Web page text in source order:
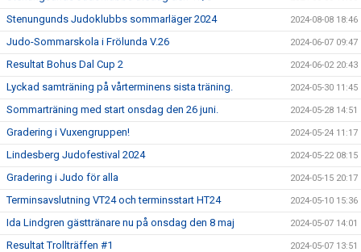
Stenungunds Judoklubbs sommarläger 2024 2024-08-08 18:46
Judo-Sommarskola i Frölunda V.26 2024-06-07 09:47
Resultat Bohus Dal Cup 2 2024-06-02 20:43
Lyckad samträning på vårterminens sista träning. 2024-05-30 11:45
Sommarträning med start onsdag den 26 juni. 2024-05-28 14:51
Gradering i Vuxengruppen! 2024-05-24 11:17
Lindesberg Judofestival 2024 2024-05-22 08:15
Gradering i Judo för alla 2024-05-15 20:17
Terminsavslutning VT24 och terminsstart HT24 2024-05-10 15:36
Ida Lindgren gästtränare nu på onsdag den 8 maj 2024-05-07 14:01
Resultat Trollträffen #1 2024-05-07 13:51